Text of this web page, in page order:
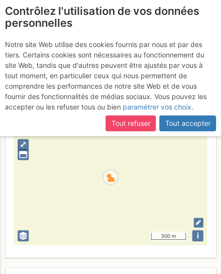
Muraille de Cap de Long
: Carpe diem
Dimanche 16 juillet 2017
France Hautes-Pyrénées Bigorre - Ordesa
⤢
500 m i
Contrôlez l'utilisation de vos données
personnelles
Notre site Web utilise des cookies fournis par nous et par des
tiers. Certains cookies sont nécessaires au fonctionnement du
site Web, tandis que d'autres peuvent être ajustés par vous à
tout moment, en particulier ceux qui nous permettent de
comprendre les performances de notre site Web et de vous
fournir des fonctionnalités de médias sociaux. Vous pouvez les
accepter ou les refuser tous ou bien paramétrer vos choix.
Tout refuser
Tout accepter